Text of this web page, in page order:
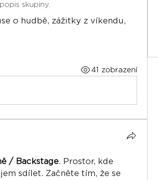
skupiny.
o hudbě, zážitky z víkendu,
41 zobrazení
/ Backstage. Prostor, kde
sdílet. Začněte tím, že se